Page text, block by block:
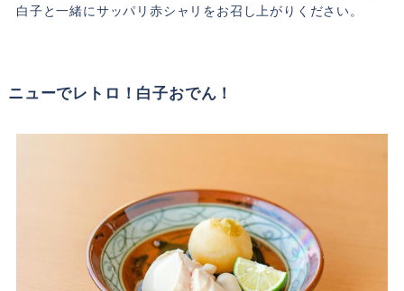
白子と一緒にサッパリ赤シャリをお召し上がりください。
ニューでレトロ！白子おでん！